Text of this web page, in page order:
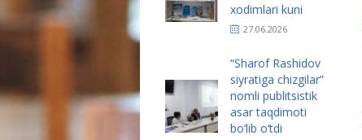
xodimlari kuni
27.06.2026
“Sharof Rashidov
siyratiga chizgilar”
nomli publitsistik
asar taqdimoti
bo‘lib o‘tdi